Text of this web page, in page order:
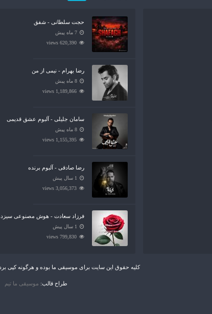
حجت سلطانی - شفق
7 ماه پیش
620,390 views
رضا بهرام - نیمی از من
8 ماه پیش
1,189,866 views
سامان جلیلی - آلبوم عشق قدیمی
8 ماه پیش
1,155,395 views
رضا صادقی - آلبوم برنده
1 سال پیش
3,056,373 views
فرزاد سعادت - هوش مصنوعی
1 سال پیش
799,830 views
کلیه حقوق این سایت برای موسیقی ما بوده و هرگونه کپی
طراح قالب: موسیقی ما تیم